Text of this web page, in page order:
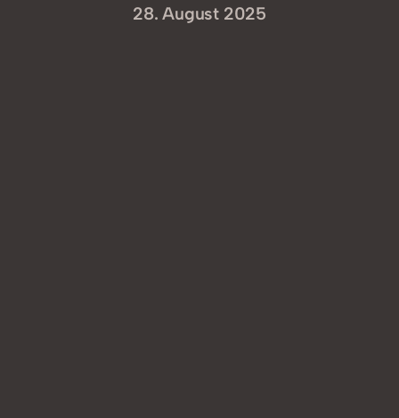
28. August 2025